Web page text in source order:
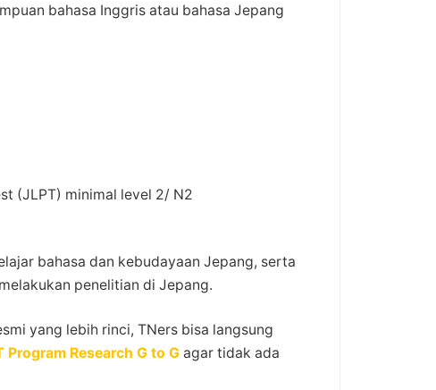
bahasa Inggris atau bahasa Jepang
(JLPT) minimal level 2/ N2
bahasa dan kebudayaan Jepang, serta
penelitian di Jepang.
yang lebih rinci, TNers bisa langsung
Program Research G to G agar tidak ada